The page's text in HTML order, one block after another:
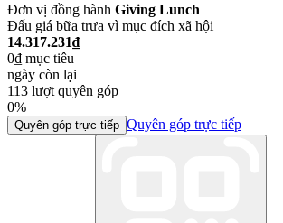
Đơn vị đồng hành Giving Lunch
Đấu giá bữa trưa vì mục đích xã hội
14.317.231₫
0₫ mục tiêu
ngày còn lại
113 lượt quyên góp
0%
Quyên góp trực tiếp Quyên góp trực tiếp